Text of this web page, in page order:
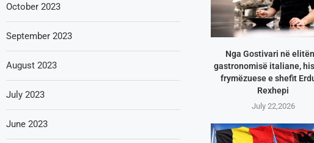
Nga Gostivari në
gastronomisë italiane,
frymëzuese e shefit
Rexhepi
July 22,2026
October 2023
September 2023
August 2023
July 2023
June 2023